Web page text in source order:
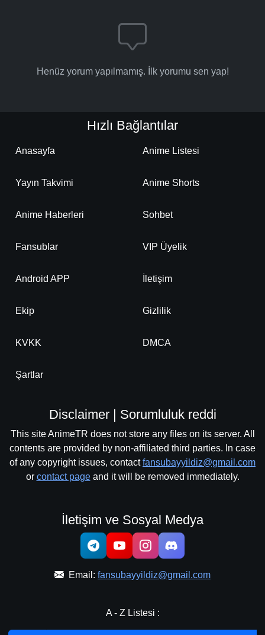
Henüz yorum yapılmamış. İlk yorumu sen yap!
Hızlı Bağlantılar
Anasayfa Anime Listesi
Yayın Takvimi Anime Shorts
Anime Haberleri Sohbet
Fansublar VIP Üyelik
Android APP İletişim
Ekip Gizlilik
KVKK DMCA
Şartlar
Disclaimer | Sorumluluk reddi
This site AnimeTR does not store any files on its server. All
contents are provided by non-affiliated third parties. In case
of any copyright issues, contactfansubayyildiz@gmail.com
or contact pageand it will be removed immediately.
İletişim ve Sosyal Medya
Email: fansubayyildiz@gmail.com
A - Z Listesi :